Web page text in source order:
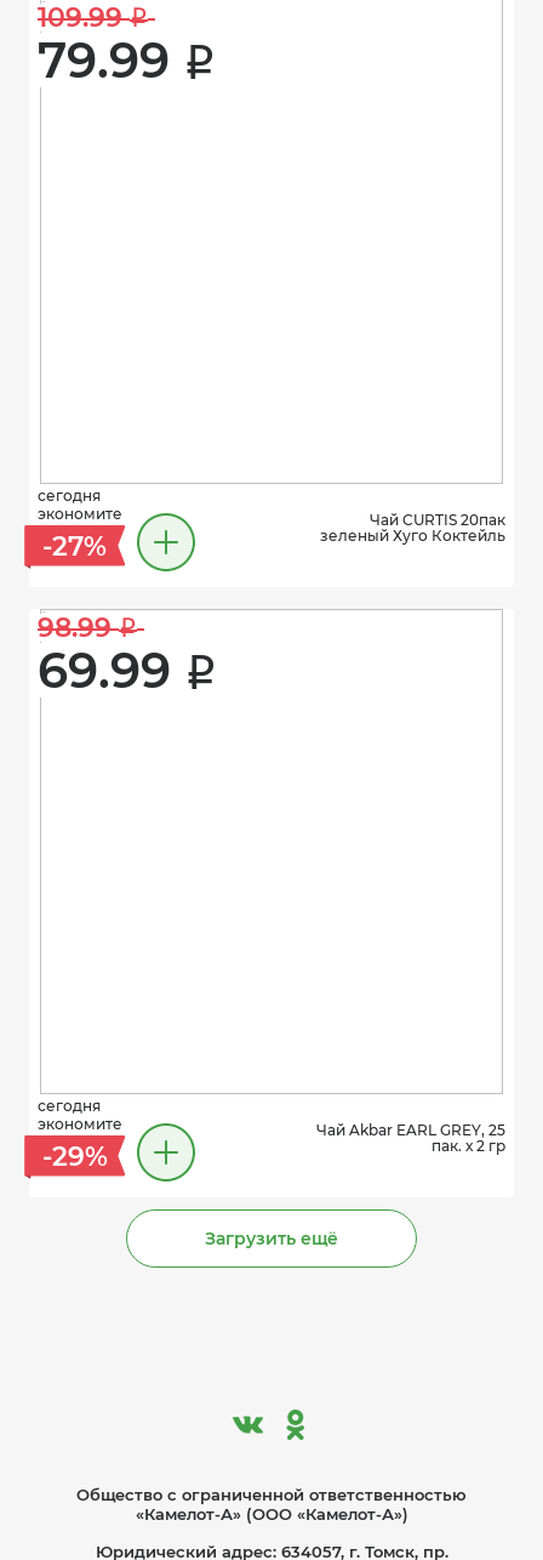
109.99 i
79.99 i
сегодня
экономите
-27%
Чай CURTIS 20пак
зеленый Хуго Коктейль
98.99 i
69.99 i
сегодня
экономите
-29%
Чай Akbar EARL GREY, 25
пак. х 2 гр
Загрузить ещё
Общество с ограниче­нной ответственностью
«Камелот-А» (ООО «Камелот-А»)
Юридический адрес: 634057, г. Томск, пр.